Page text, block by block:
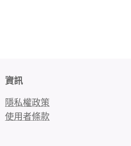
資訊
隱私權政策
使用者條款